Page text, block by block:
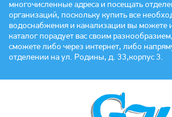
многочисленные адреса и посещать
организаций, поскольку купить все
водоснабжения и канализации вы можете
каталог порадует вас своим
сможете либо через интернет, либо
отделении на ул. Родины, д. 33,корпус 3.